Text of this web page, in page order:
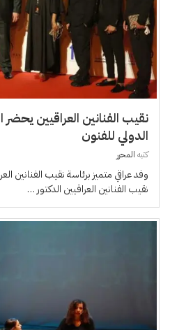
نقيب الفنانين العراقيين
الدولي للفنون
كتبه المحرر
وفد عراقي متميز برئاسة نقيب الفنانين
نقيب الفنانين العراقيين الدكتور …